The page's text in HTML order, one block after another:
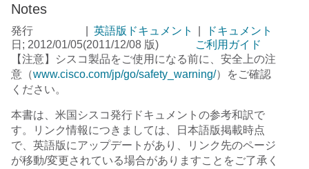
Notes
発行
日; 2012/01/05
英語版ドキュメント
(2011/12/08 版)
ドキュメント
ご利用ガイド
【注意】シスコ製品をご使用になる前に、安全上の注
意（www.cisco.com/jp/go/safety_warning/）をご確認
ください。
本書は、米国シスコ発行ドキュメントの参考和訳で
す。リンク情報につきましては、日本語版掲載時点
で、英語版にアップデートがあり、リンク先のページ
が移動/変更されている場合がありますことをご了承く